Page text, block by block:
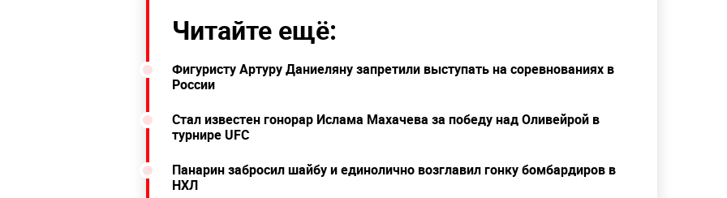
Читайте ещё:
Фигуристу Артуру Даниеляну запретили выступать на соревнованиях в
России
Стал известен гонорар Ислама Махачева за победу над Оливейрой в
турнире UFC
Панарин забросил шайбу и единолично возглавил гонку бомбардиров в
НХЛ